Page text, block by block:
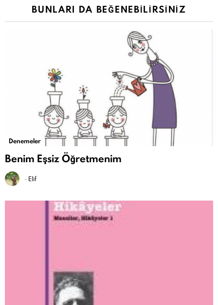
BUNLARI DA BEĞENEBILIRSINIZ
Denemeler
Benim Eşsiz Öğretmenim
- Elif